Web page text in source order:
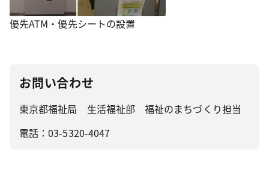
優先ATM・優先シートの設置
お問い合わせ
東京都福祉局 生活福祉部 福祉のまちづくり担当
電話：03-5320-4047